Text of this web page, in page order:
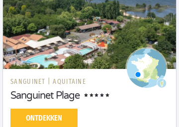
SANGUINET | AQUITAINE
Sanguinet Plage
ONTDEKKEN